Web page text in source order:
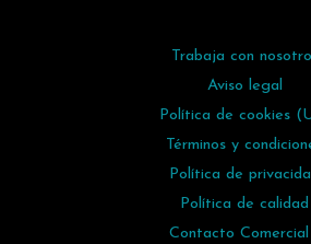
Trabaja con
Aviso legal
Política de cookies
Términos y
Política de
Política de calidad
Contacto Comercial